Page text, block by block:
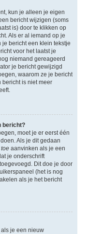
kun je alleen je eigen
bericht wijzigen (soms
is) door te klikken op
Als er al iemand op je
bericht een klein tekstje
voor het laatst je
niemand gereageerd
je bericht gewijzigd
waarom ze je bericht
is niet meer
bericht?
moet je er eerst één
Als je dit gedaan
aanvinken als je een
je onderschrift
Dit doe je door
(het is nog
als je het bericht
je een nieuw